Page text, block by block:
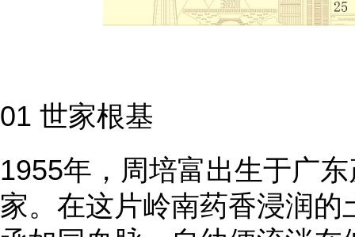
01 世家根基
1955年，周培富出生于广
家。在这片岭南药香浸润